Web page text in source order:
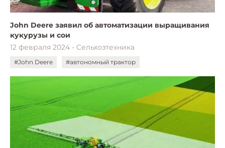
John Deere заявил об автоматизации выращивания
кукурузы и сои
12 февраля 2024 - Сельхозтехника
#John Deere #автономный трактор